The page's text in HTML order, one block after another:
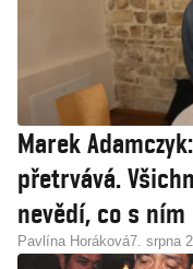
Marek
přetrvává.
nevědí, co s ním
Pavlína Horáková7. srpna